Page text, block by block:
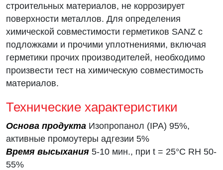
строительных материалов, не коррозирует
поверхности металлов. Для определения
химической совместимости герметиков SANZ с
подложками и прочими уплотнениями, включая
герметики прочих производителей, необходимо
произвести тест на химическую совместимость
материалов.
Технические характеристики
Основа продукта Изопропанол (IPA) 95%,
активные промоутеры адгезии 5%
Время высыхания 5-10 мин., при t = 25°C RH 50-
55%